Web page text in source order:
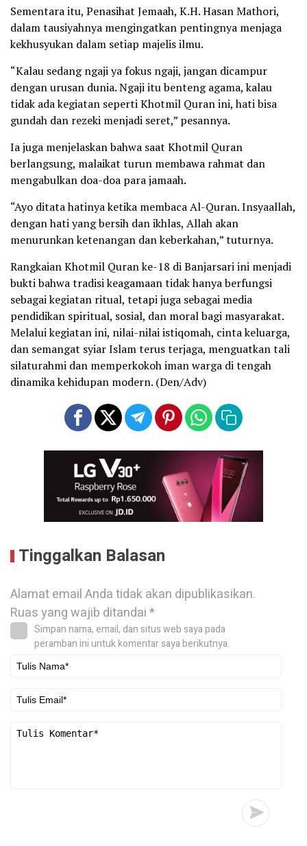
Sementara itu, Penasihat Jemaah, K.H. Hasan Mathori,
dalam tausiyahnya mengingatkan pentingnya menjaga
kekhusyukan dalam setiap majelis ilmu.
“Kalau sedang ngaji ya fokus ngaji, jangan dicampur
dengan urusan dunia. Ngaji itu benteng agama, kalau
tidak ada kegiatan seperti Khotmil Quran ini, hati bisa
gundah dan rezeki menjadi seret,” pesannya.
Ia juga menjelaskan bahwa saat Khotmil Quran
berlangsung, malaikat turun membawa rahmat dan
mengabulkan doa-doa para jamaah.
“Ayo ditata hatinya ketika membaca Al-Quran. Insyaallah,
dengan hati yang bersih dan ikhlas, Allah akan
menurunkan ketenangan dan keberkahan,” tuturnya.
Rangkaian Khotmil Quran ke-18 di Banjarsari ini menjadi
bukti bahwa tradisi keagamaan tidak hanya berfungsi
sebagai kegiatan ritual, tetapi juga sebagai media
pendidikan spiritual, sosial, dan moral bagi masyarakat.
Melalui kegiatan ini, nilai-nilai istiqomah, cinta keluarga,
dan semangat syiar Islam terus terjaga, menguatkan tali
silaturahmi dan memperkokoh iman warga di tengah
dinamika kehidupan modern. (Den/Adv)
Tinggalkan Balasan
Alamat email Anda tidak akan dipublikasikan.
Ruas yang wajib ditandai*
Simpan nama, email, dan situs web saya pada
peramban ini untuk komentar saya berikutnya.